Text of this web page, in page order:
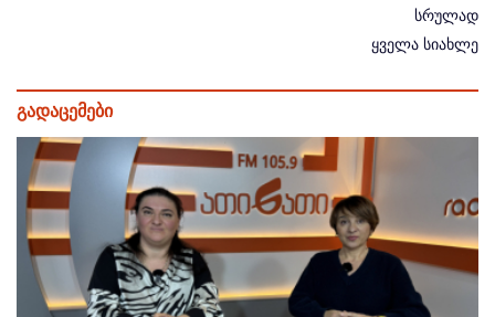
სრულად
ყველა სიახლე
გადაცემები